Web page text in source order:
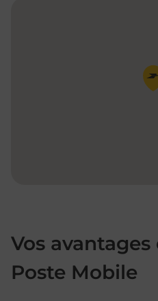
Pin
Vos avantages
Poste Mobile